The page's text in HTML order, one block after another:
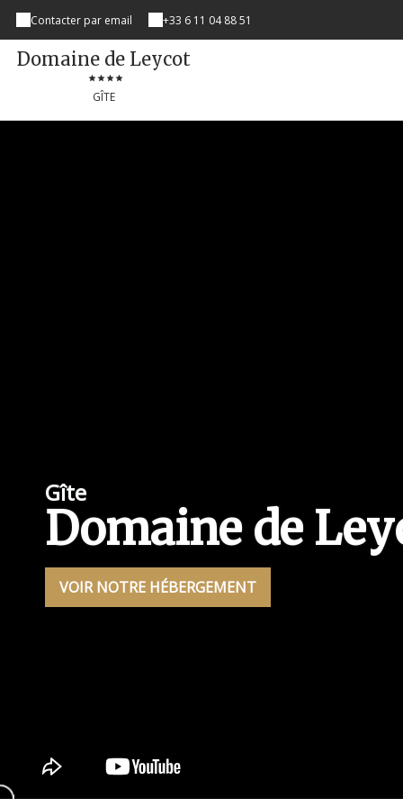
Contacter par email +33 6 11 04 88 51
Domaine de Leycot
GÎTE
Gîte
Domaine de
VOIR NOTRE HÉBERGEMENT